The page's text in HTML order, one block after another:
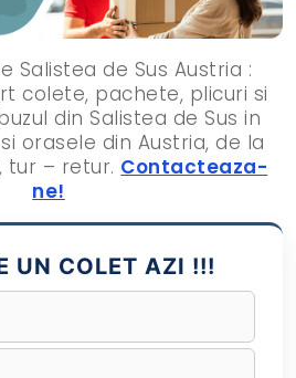
Salistea de Sus Austria :
colete, pachete, plicuri si
din Salistea de Sus in
orasele din Austria, de la
tur – retur. Contacteaza-
ne!
UN COLET AZI !!!